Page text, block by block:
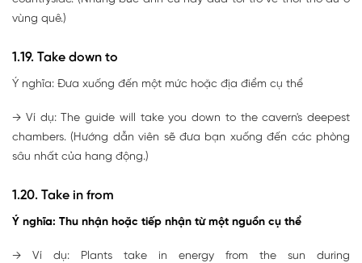
vùng quê.)
1.19. Take down to
Ý nghĩa: Đưa xuống đến một mức hoặc địa điểm cụ thể
→ Ví dụ: The guide will take you down to the cavern's deepest
chambers. (Hướng dẫn viên sẽ đưa bạn xuống đến các phòng
sâu nhất của hang động.)
1.20. Take in from
Ý nghĩa: Thu nhận hoặc tiếp nhận từ một nguồn cụ thể
→ Ví dụ: Plants take in energy from the sun during